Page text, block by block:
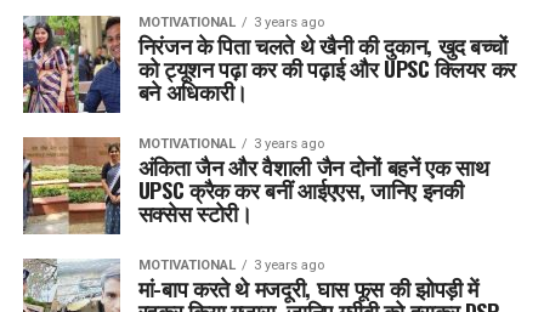
MOTIVATIONAL 3 years ago
निरंजन के पिता चलते थे खैनी की दुकान, खुद बच्चों
को ट्यूशन पढ़ा कर की पढ़ाई और UPSC क्लियर कर
बने अधिकारी।
MOTIVATIONAL 3 years ago
अंकिता जैन और वैशाली जैन दोनों बहनें एक साथ
UPSC क्रैक कर बनीं आईएएस, जानिए इनकी
सक्सेस स्टोरी।
MOTIVATIONAL 3 years ago
मां-बाप करते थे मजदूरी, घास फूस की झोपड़ी में